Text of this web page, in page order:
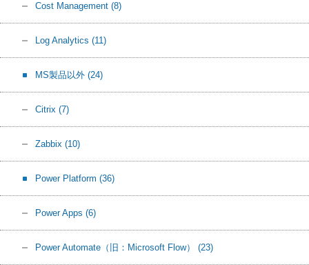
Cost Management (8)
Log Analytics (11)
MS製品以外 (24)
Citrix (7)
Zabbix (10)
Power Platform (36)
Power Apps (6)
Power Automate（旧：Microsoft Flow） (23)